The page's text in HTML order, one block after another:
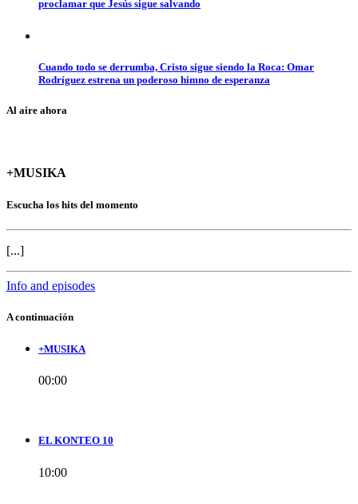
proclamar que Jesús sigue salvando
Cuando todo se derrumba, Cristo sigue siendo la Roca: Omar
Rodríguez estrena un poderoso himno de esperanza
Al aire ahora
+MUSIKA
Escucha los hits del momento
[...]
Info and episodes
A continuación
+MUSIKA
00:00
EL KONTEO 10
10:00